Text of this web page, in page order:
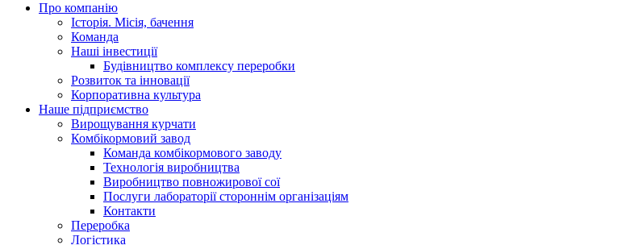
Про компанію
Історія. Місія, бачення
Команда
Наші інвестиції
Будівництво комплексу переробки
Розвиток та інновації
Корпоративна культура
Наше підприємство
Вирощування курчати
Комбікормовий завод
Команда комбікормового заводу
Технологія виробництва
Виробництво повножирової сої
Послуги лабораторії стороннім організаціям
Контакти
Переробка
Логістика